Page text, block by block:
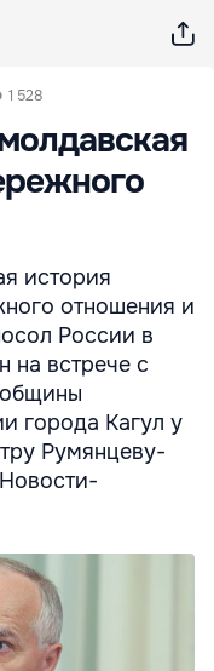
1 528
история
отношения и
России в
встрече с
города Кагул у
Румянцеву-